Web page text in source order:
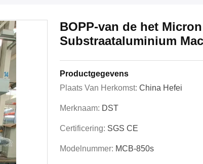
BOPP-van de het
Substraataluminium
Productgegevens
Plaats Van Herkomst: China Hefei
Merknaam: DST
Certificering: SGS CE
Modelnummer: MCB-850s